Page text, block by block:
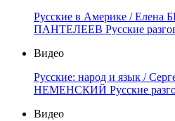
Русские в Америке / Елена
ПАНТЕЛЕЕВ Русские
Видео
Русские: народ и язык /
НЕМЕНСКИЙ Русские
Видео